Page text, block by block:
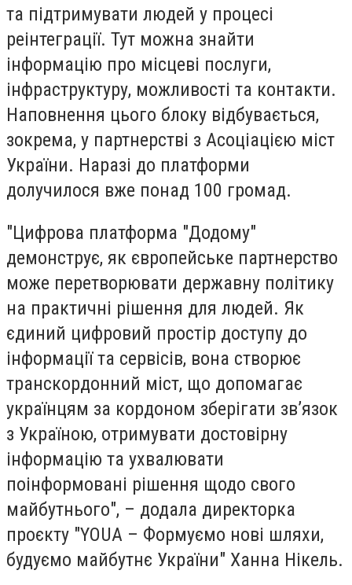
та підтримувати людей у процесі
реінтеграції. Тут можна знайти
інформацію про місцеві послуги,
інфраструктуру, можливості та контакти.
Наповнення цього блоку відбувається,
зокрема, у партнерстві з Асоціацією міст
України. Наразі до платформи
долучилося вже понад 100 громад.
"Цифрова платформа "Додому"
демонструє, як європейське партнерство
може перетворювати державну політику
на практичні рішення для людей. Як
єдиний цифровий простір доступу до
інформації та сервісів, вона створює
транскордонний міст, що допомагає
українцям за кордоном зберігати зв’язок
з Україною, отримувати достовірну
інформацію та ухвалювати
поінформовані рішення щодо свого
майбутнього", – додала директорка
проєкту "YOUA – Формуємо нові шляхи,
будуємо майбутнє України" Ханна Нікель.